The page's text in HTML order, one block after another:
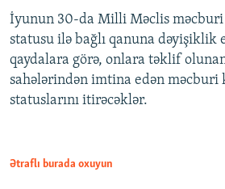
İyunun 30-da Milli Məclis
statusu ilə bağlı qanuna dəyişiklik
qaydalara görə, onlara təklif olunan
sahələrindən imtina edən məcburi
statuslarını itirəcəklər.
Ətraflı burada oxuyun